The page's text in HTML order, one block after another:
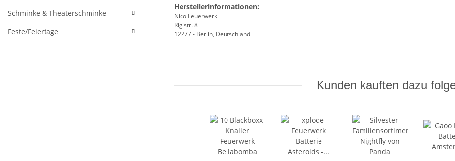
Herstellerinformationen:
Nico Feuerwerk
Rigistr. 8
12277 - Berlin, Deutschland
Kunden kauften dazu
Schminke & Theaterschminke
Feste/Feiertage